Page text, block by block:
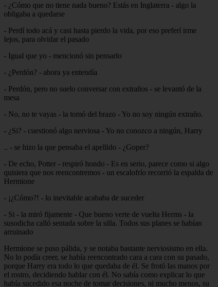
- ¿Cómo que no tiene nada bueno? Estás en Inglaterra - algo la
obligaba a quedarse
- Perdí todo acá y casi hasta pierdo la vida, por eso preferí irme
lejos, para olvidar el pasado
- Igual que yo - mencionó sin pensarlo
- ¿Perdón? - ahora ya entendía
- Perdón, pero no suelo conversar con extraños - se levantó de la
mesa
- No, no te vayas - la tomó del brazo - Yo no soy ningún extraño.
- ¿Si? - cuestionó algo nerviosa - Yo no conozco a ningún, Harry
.. - se hizo la que pensaba el apellido - ¿Goper?
- De echo, Potter - respiró hondo - Es en serio, parece como si algo
quisiera que nos reencontremos - un escalofrío recorrió la espalda de
Hermione
- ¡¿Cómo?! - lo inevitable acababa de suceder
- Si - la miró fijamente - Que bueno verte de vuelta Herms - la
susodicha calló sentada sobre la silla. Todos sus planes se habían
arruinado
Hermione se puso pálida, y se notaba bastante nerviosismo en ella.
No lo podía creer, se había reencontrado cara a cara con su pasado,
porque Harry era todo lo que quedaba de él. Se frotó las manos por
el rostro, decidiendo hablar con él. No sabía como explicar lo que
había sucedido esa noche de tomar decisiones, ni mucho menos, su